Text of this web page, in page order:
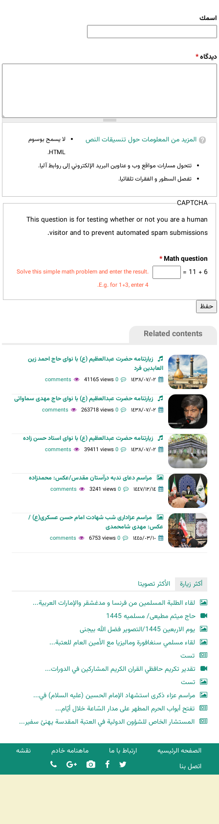
‏اسمك ‏
‏دیدگاه ‏*
المزيد من المعلومات حول تنسيقات النص
لا يسمح بوسوم
HTML.
تتحول مسارات مواقع وب و عناوين البريد الإلكتروني إلى روابط آليا.
تفصل السطور و الفقرات تلقائيا.
CAPTCHA
This question is for testing whether or not you are a human
visitor and to prevent automated spam submissions.
*
6 + 11 =
Solve this simple math problem and enter the result.
E.g. for 1+3, enter 4.
Related contents
زیارتنامه حضرت عبدالعظیم (ع) با نوای حاج احمد زین
العابدین فرد
١٤٣٨/٠٧/٠٢ 0 comments
41165 views
زیارتنامه حضرت عبدالعظیم (ع) با نوای حاج مهدی سماواتی
١٤٣٨/٠٧/٠٢ 0 comments
263718 views
زیارتنامه حضرت عبدالعظیم (ع) با نوای استاد حسن زاده
١٤٣٨/٠٧/٠٢ 0 comments
39411 views
مراسم دعای ندبه درآستان مقدس/عکس: محمدزاده
١٤٤٧/١٢/١٤ 0 comments
3241 views
مراسم عزاداری شب شهادت امام حسن عسکری(ع) /
عکس: مهدی شامحمدی
١٤٤٥/٠٣/١٠ 0 comments
6753 views
أكثر زيارة
الأكثر تصويتا
لقاء الطلبة المسلمين من فرنسا و مدغشقر والإمارات العربية...
حاج میثم مطیعی/ مسلمیه 1445
یوم الاربعین 1445/التصویر فضل الله بیجنی
لقاء مسلمي سنغافورة وماليزيا مع الأمين العام للعتبة...
تست
تقدير تكريم حافظي القران الكريم المشاركين في الدورات...
تست
مراسم عزاء ذكرى استشهاد الإمام الحسين (عليه السلام) في...
تفتح أبواب الحرم المطهر على مدار السّاعة خلال أيّام...
المستشار الخاص للشؤون الدولية في العتبة المقدسة يهنئ سفير...
الصفحه الرئیسیه ارتباط با ما ماهنامه خادم
نقشه
اتصل بنا